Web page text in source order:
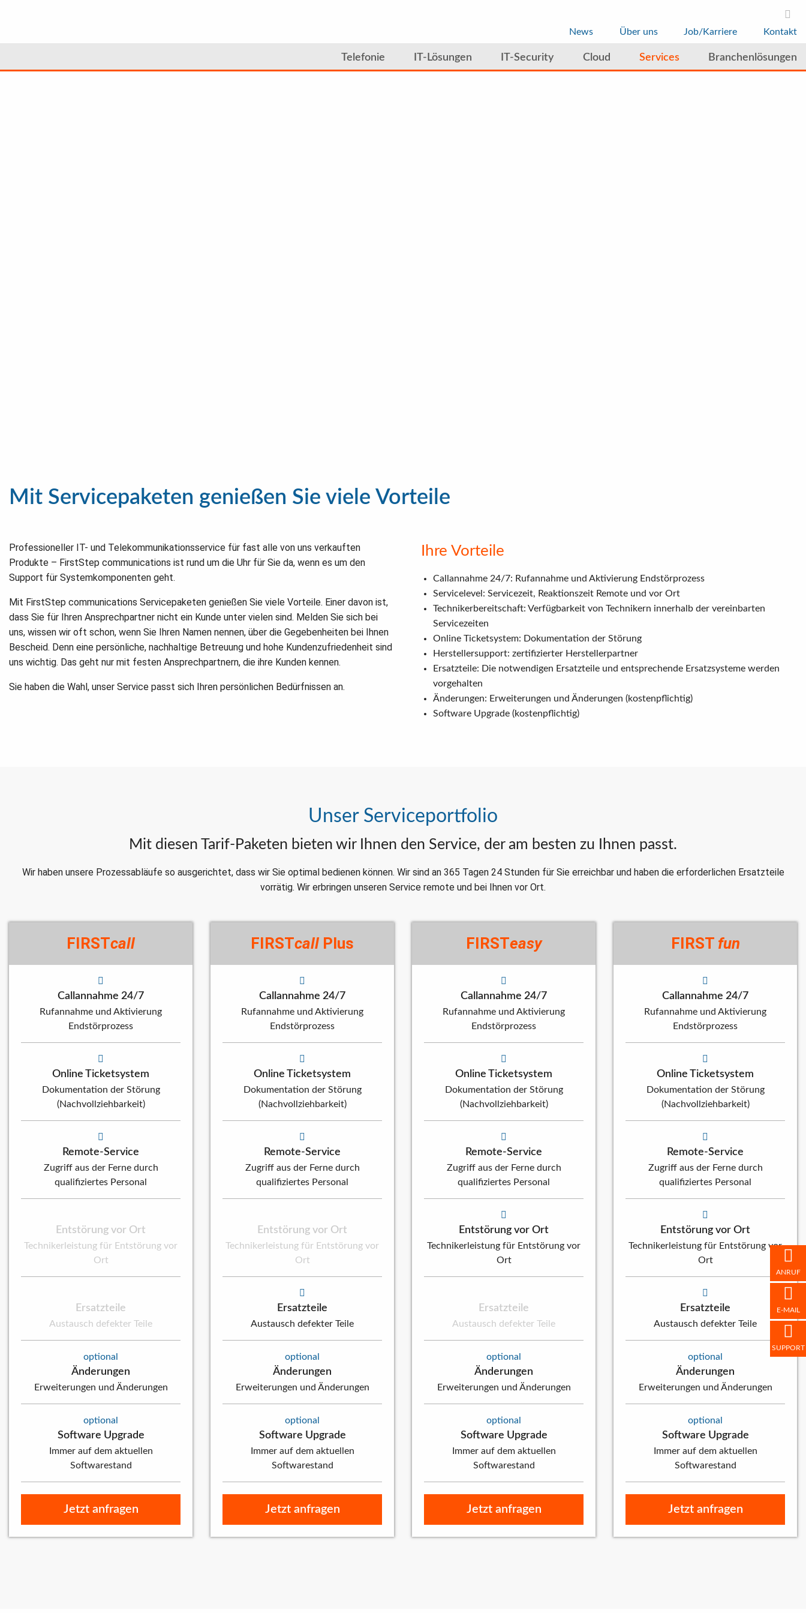
Telefonie IT-Lösungen IT-Security Cloud Services Branchenlösungen
News Über uns Job/Karriere Kontakt
Mit Servicepaketen genießen Sie viele Vorteile
Professioneller IT- und Telekommunikationsservice für fast alle von uns verkauften
Produkte – FirstStep communications ist rund um die Uhr für Sie da, wenn es um den
Support für Systemkomponenten geht.
Mit FirstStep communications Servicepaketen genießen Sie viele Vorteile. Einer davon ist,
dass Sie für Ihren Ansprechpartner nicht ein Kunde unter vielen sind. Melden Sie sich bei
uns, wissen wir oft schon, wenn Sie Ihren Namen nennen, über die Gegebenheiten bei Ihnen
Bescheid. Denn eine persönliche, nachhaltige Betreuung und hohe Kundenzufriedenheit sind
uns wichtig. Das geht nur mit festen Ansprechpartnern, die ihre Kunden kennen.
Sie haben die Wahl, unser Service passt sich Ihren persönlichen Bedürfnissen an.
Ihre Vorteile
Callannahme 24/7: Rufannahme und Aktivierung Endstörprozess
Servicelevel: Servicezeit, Reaktionszeit Remote und vor Ort
Technikerbereitschaft: Verfügbarkeit von Technikern innerhalb der vereinbarten
Servicezeiten
Online Ticketsystem: Dokumentation der Störung
Herstellersupport: zertifizierter Herstellerpartner
Ersatzteile: Die notwendigen Ersatzteile und entsprechende Ersatzsysteme werden
vorgehalten
Änderungen: Erweiterungen und Änderungen (kostenpflichtig)
Software Upgrade (kostenpflichtig)
Unser Serviceportfolio
Mit diesen Tarif-Paketen bieten wir Ihnen den Service, der am besten zu Ihnen passt.
Wir haben unsere Prozessabläufe so ausgerichtet, dass wir Sie optimal bedienen können. Wir sind an 365 Tagen 24 Stunden für Sie erreichbar und haben die erforderlichen Ersatzteile
vorrätig. Wir erbringen unseren Service remote und bei Ihnen vor Ort.
FIRSTcall
Callannahme 24/7
Rufannahme und Aktivierung
Endstörprozess
Online Ticketsystem
Dokumentation der Störung
(Nachvollziehbarkeit)
Remote-Service
Zugriff aus der Ferne durch
qualifiziertes Personal
Entstörung vor Ort
Technikerleistung für Entstörung vor
Ort
Ersatzteile
Austausch defekter Teile
optional
Änderungen
Erweiterungen und Änderungen
optional
Software Upgrade
Immer auf dem aktuellen
Softwarestand
Jetzt anfragen
FIRSTcall Plus
Callannahme 24/7
Rufannahme und Aktivierung
Endstörprozess
Online Ticketsystem
Dokumentation der Störung
(Nachvollziehbarkeit)
Remote-Service
Zugriff aus der Ferne durch
qualifiziertes Personal
Entstörung vor Ort
Technikerleistung für Entstörung vor
Ort
Ersatzteile
Austausch defekter Teile
optional
Änderungen
Erweiterungen und Änderungen
optional
Software Upgrade
Immer auf dem aktuellen
Softwarestand
Jetzt anfragen
FIRSTeasy
Callannahme 24/7
Rufannahme und Aktivierung
Endstörprozess
Online Ticketsystem
Dokumentation der Störung
(Nachvollziehbarkeit)
Remote-Service
Zugriff aus der Ferne durch
qualifiziertes Personal
Entstörung vor Ort
Technikerleistung für Entstörung vor
Ort
Ersatzteile
Austausch defekter Teile
optional
Änderungen
Erweiterungen und Änderungen
optional
Software Upgrade
Immer auf dem aktuellen
Softwarestand
Jetzt anfragen
FIRST fun
Callannahme 24/7
Rufannahme und Aktivierung
Endstörprozess
Online Ticketsystem
Dokumentation der Störung
(Nachvollziehbarkeit)
Remote-Service
Zugriff aus der Ferne durch
qualifiziertes Personal
Entstörung vor Ort
Technikerleistung für Entstörung vor
Ort
Ersatzteile
Austausch defekter Teile
optional
Änderungen
Erweiterungen und Änderungen
optional
Software Upgrade
Immer auf dem aktuellen
Softwarestand
Jetzt anfragen
ANRUF
E-MAIL
SUPPORT